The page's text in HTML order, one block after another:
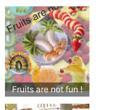
jamais assez… Assez
!
Fruits are not fun !